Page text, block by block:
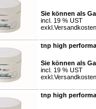
Sie können als
incl. 19 % UST
exkl. Versandkosten
tnp high
Sie können als
incl. 19 % UST
exkl. Versandkosten
tnp high